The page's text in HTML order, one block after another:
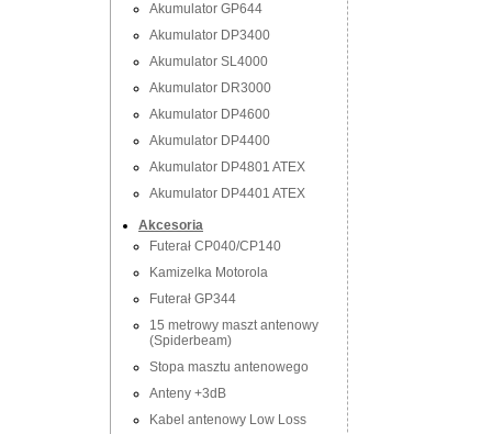
Akumulator GP644
Akumulator DP3400
Akumulator SL4000
Akumulator DR3000
Akumulator DP4600
Akumulator DP4400
Akumulator DP4801 ATEX
Akumulator DP4401 ATEX
Akcesoria
Futerał CP040/CP140
Kamizelka Motorola
Futerał GP344
15 metrowy maszt antenowy
(Spiderbeam)
Stopa masztu antenowego
Anteny +3dB
Kabel antenowy Low Loss